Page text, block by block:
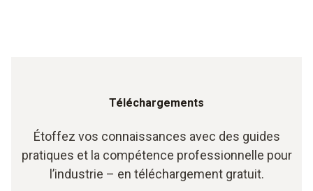
Téléchargements
Étoffez vos connaissances avec des guides
pratiques et la compétence professionnelle pour
l’industrie – en téléchargement gratuit.